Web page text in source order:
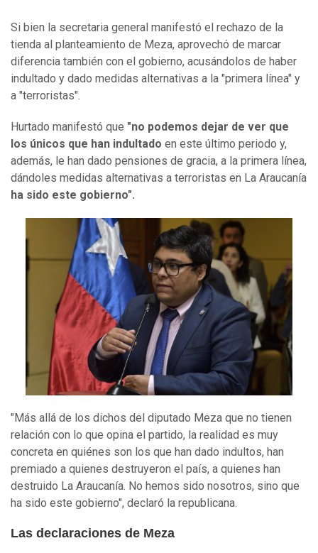
Si bien la secretaria general manifestó el rechazo de la
tienda al planteamiento de Meza, aprovechó de marcar
diferencia también con el gobierno, acusándolos de haber
indultado y dado medidas alternativas a la "primera línea" y
a "terroristas".
Hurtado manifestó que "no podemos dejar de ver que
los únicos que han indultado en este último periodo y,
además, le han dado pensiones de gracia, a la primera línea,
dándoles medidas alternativas a terroristas en La Araucanía
ha sido este gobierno".
"Más allá de los dichos del diputado Meza que no tienen
relación con lo que opina el partido, la realidad es muy
concreta en quiénes son los que han dado indultos, han
premiado a quienes destruyeron el país, a quienes han
destruido La Araucanía. No hemos sido nosotros, sino que
ha sido este gobierno", declaró la republicana.
Las declaraciones de Meza